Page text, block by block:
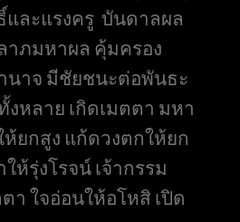
ละแรงครู บันดาลผล
ภมหาผล คุ้มครอง
นาจ มีชัยชนะต่อพันธะ
หลาย เกิดเมตตา มหา
ยกสูง แก้ดวงตกให้ยก
ห้รุ่งโรจน์ เจ้ากรรม
า ใจอ่อนให้อโหสิ เปิด